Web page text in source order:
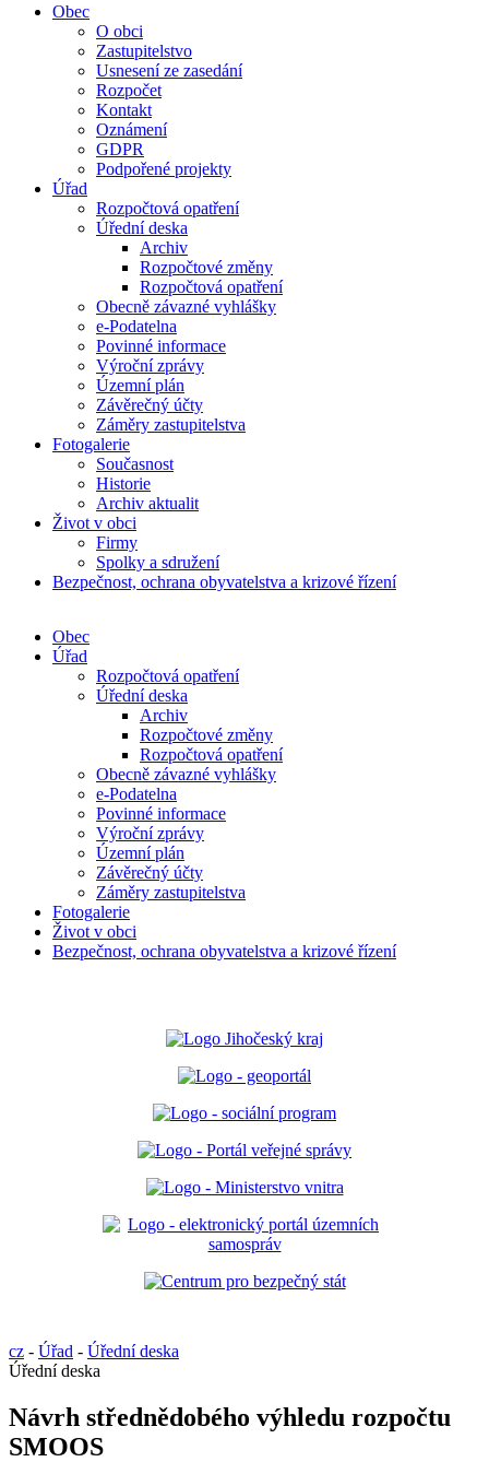
Obec
O obci
Zastupitelstvo
Usnesení ze zasedání
Rozpočet
Kontakt
Oznámení
GDPR
Podpořené projekty
Úřad
Rozpočtová opatření
Úřední deska
Archiv
Rozpočtové změny
Rozpočtová opatření
Obecně závazné vyhlášky
e-Podatelna
Povinné informace
Výroční zprávy
Územní plán
Závěrečný účty
Záměry zastupitelstva
Fotogalerie
Současnost
Historie
Archiv aktualit
Život v obci
Firmy
Spolky a sdružení
Bezpečnost, ochrana obyvatelstva a krizové řízení
Obec
Úřad
Rozpočtová opatření
Úřední deska
Archiv
Rozpočtové změny
Rozpočtová opatření
Obecně závazné vyhlášky
e-Podatelna
Povinné informace
Výroční zprávy
Územní plán
Závěrečný účty
Záměry zastupitelstva
Fotogalerie
Život v obci
Bezpečnost, ochrana obyvatelstva a krizové řízení
cz - Úřad - Úřední deska
Úřední deska
Návrh střednědobého výhledu rozpočtu
SMOOS